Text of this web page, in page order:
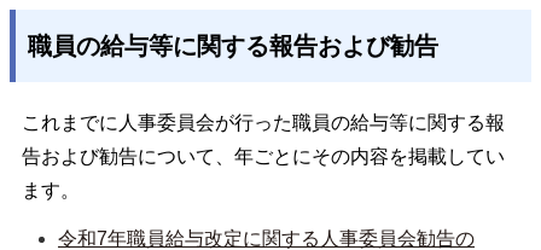
職員の給与等に関する報告および勧告
これまでに人事委員会が行った職員の給与等に関する報
告および勧告について、年ごとにその内容を掲載してい
ます。
令和7年職員給与改定に関する人事委員会勧告の